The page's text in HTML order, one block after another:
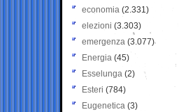
economia (2.331)
elezioni (3.303)
emergenza (3.077)
Energia (45)
Esselunga (2)
Esteri (784)
Eugenetica (3)